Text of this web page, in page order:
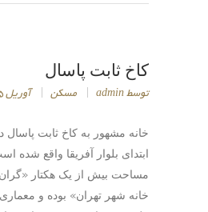
کاخ ثابت پاسال
توسط admin مسکن آوریل 15, 2016
خانه مشهور به کاخ ثابت پاسال
ابتدای بلوار آفریقا واقع شده
مساحت بیش از یک هکتار
خانه شهر تهران» بوده و